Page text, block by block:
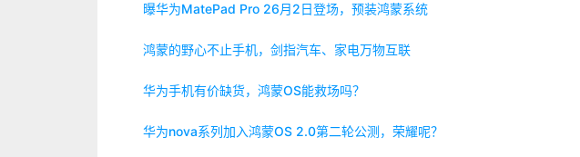
曝华为MatePad Pro 26月2日登场，预装鸿蒙系统
鸿蒙的野心不止手机，剑指汽车、家电万物互联
华为手机有价缺货，鸿蒙OS能救场吗？
华为nova系列加入鸿蒙OS 2.0第二轮公测，荣耀呢？